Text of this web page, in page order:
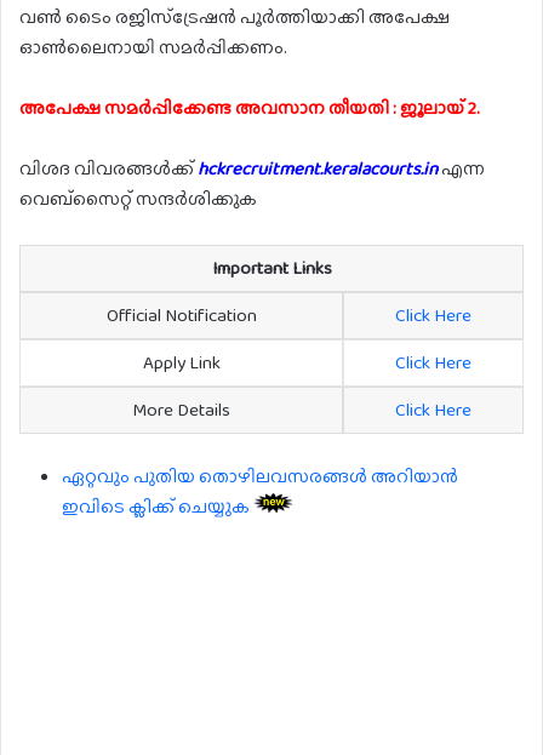
വൺ ടൈം രജിസ്ട്രേഷൻ പൂർത്തിയാക്കി അപേക്ഷ
ഓൺലൈനായി സമർപ്പിക്കണം.
അപേക്ഷ സമർപ്പിക്കേണ്ട അവസാന തീയതി : ജൂലായ് 2.
വിശദ വിവരങ്ങൾക്ക്hckrecruitment.keralacourts.inഎന്ന
വെബ്സൈറ്റ് സന്ദർശിക്കുക
Important Links
Official Notification
Click Here
Apply Link
Click Here
More Details
Click Here
ഏറ്റവും പുതിയ തൊഴിലവസരങ്ങൾ അറിയാൻ
ഇവിടെ ക്ലിക്ക് ചെയ്യുക